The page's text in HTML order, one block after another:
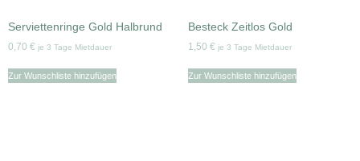
Serviettenringe Gold Halbrund
0,70 € je 3 Tage Mietdauer
Zur Wunschliste hinzufügen
Besteck Zeitlos Gold
1,50 € je 3 Tage Mietdauer
Zur Wunschliste hinzufügen